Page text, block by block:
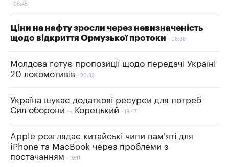
08:45
Ціни на нафту зросли через невизначеність
щодо відкриття Ормузької протоки
08:38
Молдова готує пропозиції щодо передачі Україні
20 локомотивів
20:33
Україна шукає додаткові ресурси для потреб
Сил оборони – Корецький
19:47
Apple розглядає китайські чипи пам’яті для
iPhone та MacBook через проблеми з
постачанням
19:11